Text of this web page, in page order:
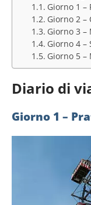
Giorno 1 –
Giorno 2 –
Giorno 3 –
Giorno 4
Giorno 5
Diario di
Giorno 1 –